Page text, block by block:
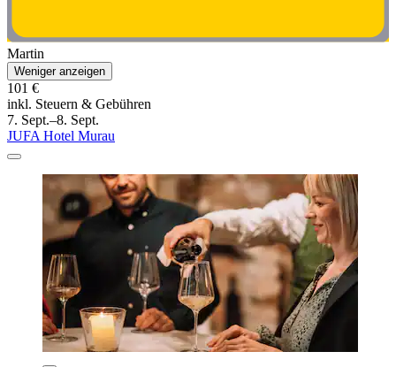
Martin
Weniger anzeigen
101 €
inkl. Steuern & Gebühren
7. Sept.–8. Sept.
JUFA Hotel Murau